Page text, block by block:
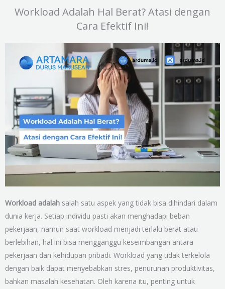
Workload Adalah Hal Berat? Atasi dengan
Cara Efektif Ini!
Workload adalah salah satu aspek yang tidak bisa dihindari dalam
dunia kerja. Setiap individu pasti akan menghadapi beban
pekerjaan, namun saat workload menjadi terlalu berat atau
berlebihan, hal ini bisa mengganggu keseimbangan antara
pekerjaan dan kehidupan pribadi. Workload yang tidak terkelola
dengan baik dapat menyebabkan stres, penurunan produktivitas,
bahkan masalah kesehatan. Oleh karena itu, penting untuk